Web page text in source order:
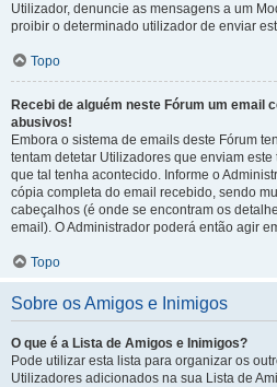
Utilizador, denuncie as mensagens a um
proibir o determinado utilizador de enviar
Topo
Recebi de alguém neste Fórum um email
abusivos!
Embora o sistema de emails deste Fórum
tentam detetar Utilizadores que enviam
que tal tenha acontecido. Informe o
cópia completa do email recebido, sendo
cabeçalhos (é onde se encontram os
email). O Administrador poderá então agir
Topo
Sobre os Amigos e Inimigos
O que é a Lista de Amigos e Inimigos?
Pode utilizar esta lista para organizar os
Utilizadores adicionados na sua Lista de